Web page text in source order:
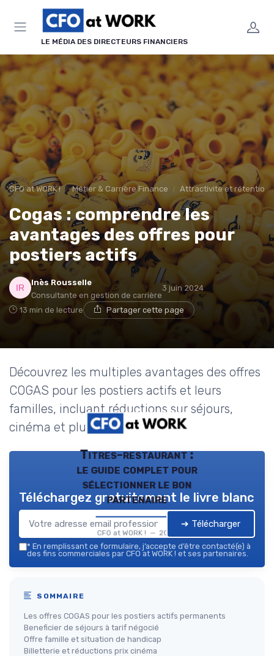
LE MÉDIA DES DIRECTEURS FINANCIERS
CFO at WORK ! Métier & Carrière Finance Attractivité et rétention
Cogas : comprendre les
avantages des offres pour
postiers actifs
Inès Rousselle
Consultante en gestion de carrière
3 juin 2024
13 min de lecture Partager cette page
Découvrez les multiples avantages des offres
COGAS pour les postiers actifs et leurs
familles, incluant réductions sur séjours,
cinéma et plus.
Titres-restaurant :
le guide complet pour
sélectionner le bon
partenaire
CFO at WORK ! — 2026
Téléchargez gratuitement le livre blanc
➔ Télécharger
* En remplissant ce formulaire, j’accepte d’être contacté(e) à
des fins commerciales par CFO at WORK ! et ses partenaires.
SOMMAIRE
Les offres COGAS pour les postiers actifs permanents
Beneficier de séjours à tarif négocié
Offre famille et situation de handicap
Billetterie et réductions prix cinéma
Panneau de gestion des cookies